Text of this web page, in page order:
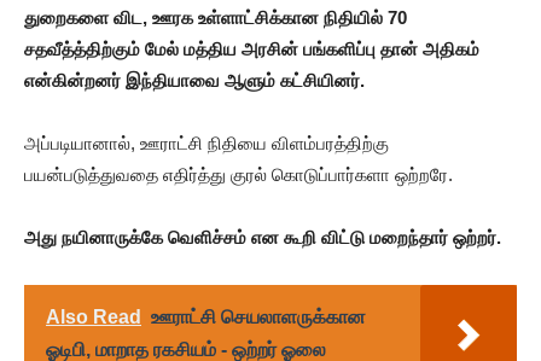
துறைகளை விட, ஊரக உள்ளாட்சிக்கான நிதியில் 70
சதவீத்த்திற்கும் மேல் மத்திய அரசின் பங்களிப்பு தான் அதிகம்
என்கின்றனர் இந்தியாவை ஆளும் கட்சியினர்.
அப்படியானால், ஊராட்சி நிதியை விளம்பரத்திற்கு
பயன்படுத்துவதை எதிர்த்து குரல் கொடுப்பார்களா ஒற்றரே.
அது நயினாருக்கே வெளிச்சம் என கூறி விட்டு மறைந்தார் ஒற்றர்.
Also Read
ஊராட்சி செயலாளருக்கான
ஓடிபி, மாறாத ரகசியம் - ஒற்றர் ஓலை